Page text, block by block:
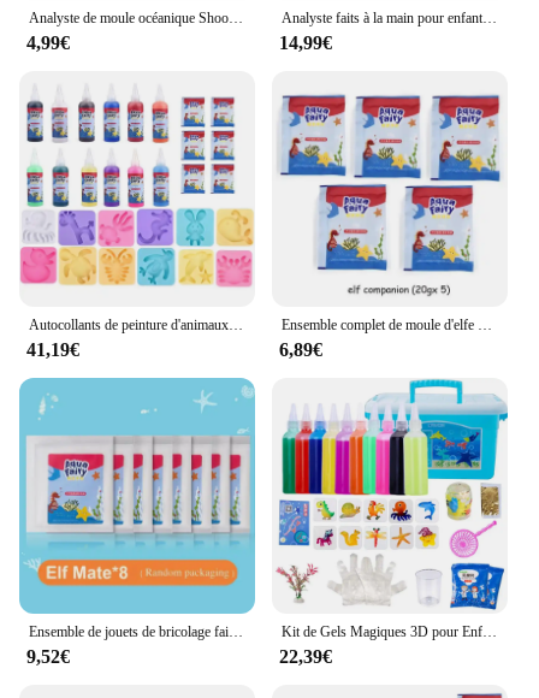
4,99€
Analyste faits à la main pour enfants, bricolage, eau, elfe, océan, moule, compagnon, 3D, nickel é, Aqua, gel, ensemble de jouets, artisanat, cadeau
14,99€
41,19€ 6,89€
9,52€
Kit de Gels Magiques 3D pour Enfants, Moules à l'Eau et à l'Océan, Compagnon, Animal, Ensemble de Jouets, Cadeau
22,39€